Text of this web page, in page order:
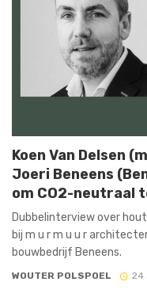
Koen Van Delsen
Joeri Beneens
om CO2-neutraal
Dubbelinterview over
bij m u r m u u r
bouwbedrijf Beneens.
WOUTER POLSPOEL 24